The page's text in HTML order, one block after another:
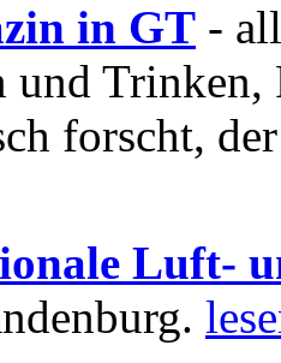
in GT -
und
forscht,
Luft-